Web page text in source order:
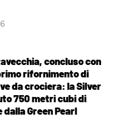
concluso con
rifornimento di
da crociera: la Silver
750 metri cubi di
Green Pearl